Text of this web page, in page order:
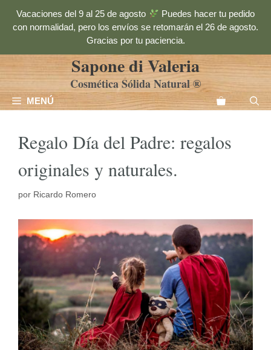
contenido
Vacaciones del 9 al 25 de agosto
Puedes hacer tu pedido
con normalidad, pero los envíos se retomarán el 26 de agosto.
Gracias por tu paciencia.
Sapone di Valeria
Cosmética Sólida Natural ®
MENÚ
Regalo Día del Padre: regalos
originales y naturales.
por Ricardo Romero